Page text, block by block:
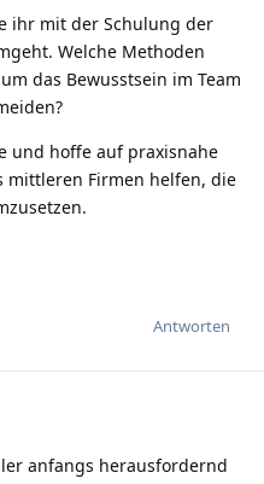
ihr mit der Schulung der
Welche Methoden
das Bewusstsein im Team
und hoffe auf praxisnahe
mittleren Firmen helfen, die
Antworten
anfangs herausfordernd